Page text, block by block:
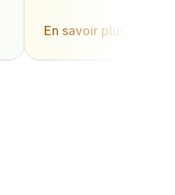
En savoir plus